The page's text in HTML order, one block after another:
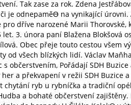
Tak zase za rok. Zdena
je odnepaměƟ na vynikající úrovni.
dříve narozené Marii
3. února paní Blažena Blokšová
Obec přeje touto cestou všem
od všech blízkých lidí. Václav
občerstvením, Pořádají SDH Buzice
a překvapení v režii SDH Buzice
chytání ryb u rybníčka a tradiční
a bohaté občerstvení